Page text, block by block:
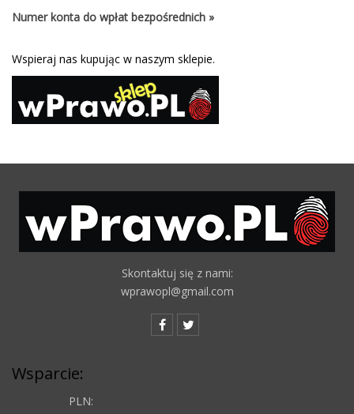
Numer konta do wpłat bezpośrednich »
Wspieraj nas kupując w naszym sklepie.
Skontaktuj się z nami:
wprawopl@gmail.com
Wsparcie:
PLN: